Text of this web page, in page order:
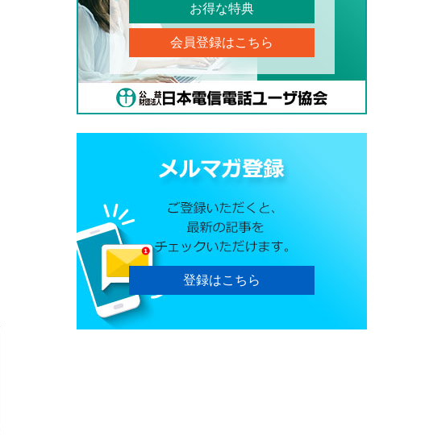
お得な特典
会員登録はこちら
登録はこちら